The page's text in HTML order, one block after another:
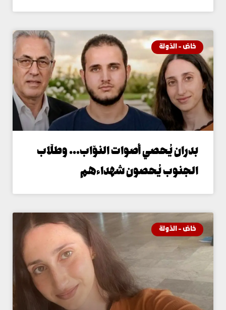
- الدّولة
يُحصي أصوات النوّاب… وطلّاب
يُحصون شهداءهم
- الدّولة